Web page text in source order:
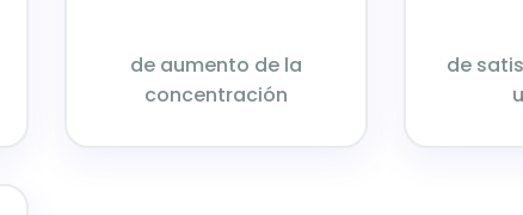
de aumento de la
concentración
de